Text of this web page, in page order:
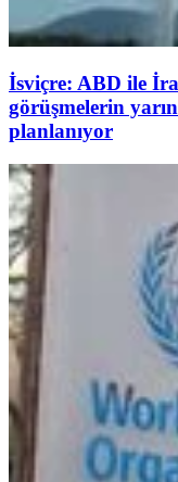
İsviçre: ABD ile
görüşmelerin
planlanıyor